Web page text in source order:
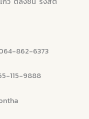
862-6373
115-9888